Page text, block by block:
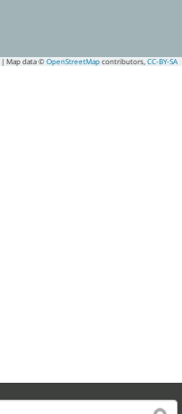
| Map data © OpenStreetMap contributors, CC-BY-SA